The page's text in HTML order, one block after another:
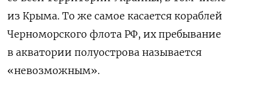
из Крыма. То же самое касается кораблей
Черноморского флота РФ, их пребывание
в акватории полуострова называется
«невозможным».